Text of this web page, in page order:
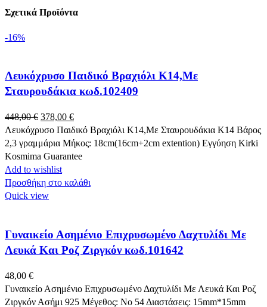
Σχετικά Προϊόντα
-16%
Λευκόχρυσο Παιδικό Βραχιόλι Κ14,Με
Σταυρουδάκια κωδ.102409
448,00€ Original
price
was:
448,00 €.
378,00 €Η
τρέχουσα
τιμή
είναι:
Λευκόχρυσο Παιδικό Βραχιόλι Κ14,Με Σταυρουδάκια Κ14 Βάρος
2,3 γραμμάρια Μήκος: 18cm(16cm+2cm extention) Εγγύηση Kirki
Kosmima Guarantee
Add to wishlist
Προσθήκη στο καλάθι
Quick view
Γυναικείο Ασημένιο Επιχρυσωμένο Δαχτυλίδι Με
Λευκά Και Ροζ Ζιργκόν κωδ.101642
48,00 €
Γυναικείο Ασημένιο Επιχρυσωμένο Δαχτυλίδι Με Λευκά Και Ροζ
Ζιργκόν Ασήμι 925 Μέγεθος: Νο 54 Διαστάσεις: 15mm*15mm